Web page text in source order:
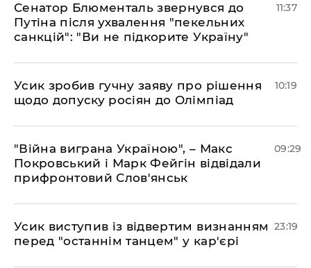
Сенатор Блюменталь звернувся до
Путіна після ухвалення "пекельних
санкцій": "Ви не підкорите Україну"
11:37
Усик зробив гучну заяву про рішення
щодо допуску росіян до Олімпіад
10:19
"Війна виграна Україною", – Макс
Покровський і Марк Фейгін відвідали
прифронтовий Слов'янськ
09:29
​Усик виступив із відвертим визнанням
перед "останнім танцем" у кар'єрі
23:19